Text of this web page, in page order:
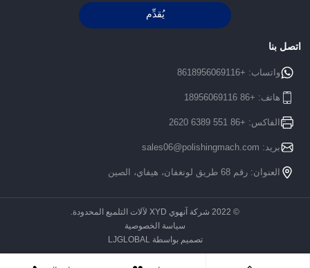
يُقدِّم
اتصل بنا
واتساب: +8618956069116
هاتف: +86 18956069116
الفاكس: +86 551 6389 2620
بريد: sales06@polishingmach.com
العنوان: رقم 68 طريق لونغفان، هيفاي، الصين
© 2022 شركة آنهوي XYD لآلات التلميع المحدودة.
سياسة الخصوصية
تصميم بواسطة LJGLOBAL